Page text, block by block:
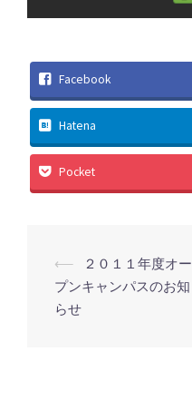
Facebook
Hatena
Pocket
投
稿
ナ
⟵
２０１１年度オー
プンキャンパスのお知
らせ